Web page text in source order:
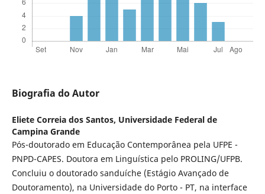
Biografia do Autor
Eliete Correia dos Santos, Universidade Federal de
Campina Grande
Pós-doutorado em Educação Contemporânea pela UFPE -
PNPD-CAPES. Doutora em Linguística pelo PROLING/UFPB.
Concluiu o doutorado sanduíche (Estágio Avançado de
Doutoramento), na Universidade do Porto - PT, na interface